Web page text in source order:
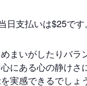
支払いは$25です。
まいがしたりバラ
にある心の静け
実感できるでしょ